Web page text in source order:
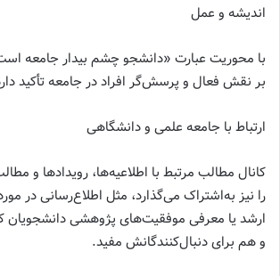
اندیشه و عمل
با محوریت عبارت «دانشجو چشم بیدار جامعه
بر نقش فعال و پرسش‌گر افراد در جامعه تأکید
ارتباط با جامعه علمی و دانشگاهی
کانال مطالب مرتبط با اطلاعیه‌ها، رویدادها و
را نیز به‌اشتراک می‌گذارد، مثل اطلاع‌رسانی در
ارشد یا معرفی موفقیت‌های پژوهشی
و هم برای دنبال‌کنندگانش مفید.